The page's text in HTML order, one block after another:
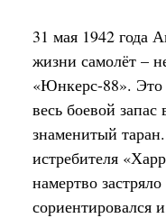
31 мая 1942 года
жизни самолёт –
«Юнкерс-88». Это
весь боевой
знаменитый
истребителя
намертво
сориентировался